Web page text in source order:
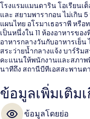
โรงแรมแมนดาริน โอเรียนเ
และ สยามพารากอน ไม่เกิน
แผนไทย อโรมาเธอราพี หรือ
เป็นหนึ่งใน 11 ห้องอาหารขอ
อาหารกลางวันกับอาหารเย็น
สระว่ายน้ำกลางแจ้ง บาร์ริม
คะแนนให้พนักงานและสภาพ
นาทีถึง สถานีบีทีเอสสะพานต
ข้อมูลเพิ่มเติม
ข้อมูลโดยย่อ